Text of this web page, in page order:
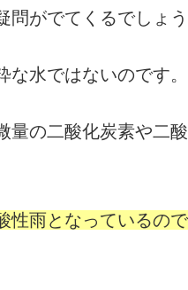
がでてくるでしょう
水ではないのです。
量の二酸化炭素や二
雨となっているので